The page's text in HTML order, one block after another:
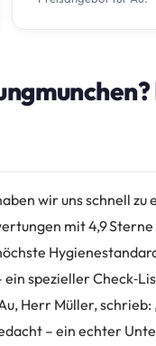
wir uns schnell
mit 4,9
spezieller
Herr Müller,
– ein echter